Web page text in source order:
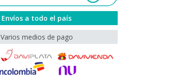
Envíos a todo el país
Varios medios de pago